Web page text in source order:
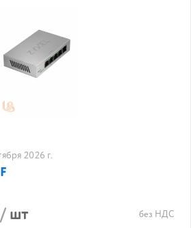
2026 г.
/шт без НДС